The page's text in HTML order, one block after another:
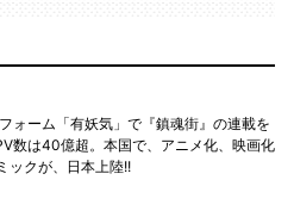
ォーム「有妖気」で『鎮魂街』の連載を
数は40億超。本国で、アニメ化、映画化
ックが、日本上陸!!